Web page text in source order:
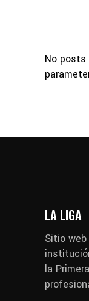
No posts
LA LIGA
Sitio
la